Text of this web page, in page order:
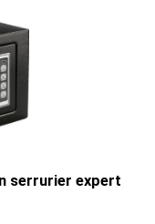
serrurier expert